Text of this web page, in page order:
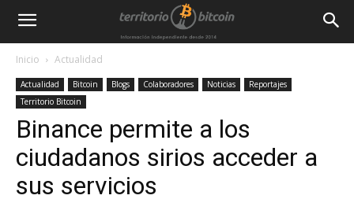
Inicio Actualidad
Actualidad Bitcoin Blogs Colaboradores Noticias
Reportajes
Territorio Bitcoin
Binance permite a los
ciudadanos sirios acceder a
sus servicios